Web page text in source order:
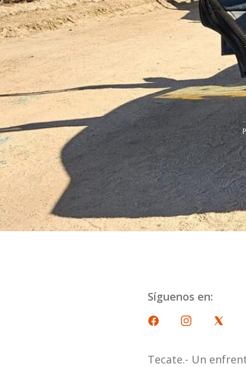
Síguenos en:
Tecate.- Un